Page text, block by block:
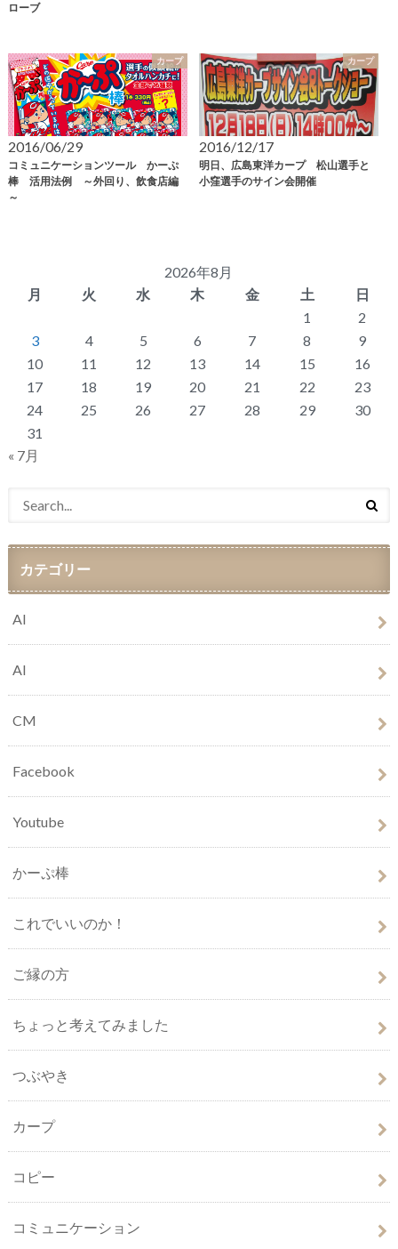
ローブ
カープ
2016/06/29
コミュニケーションツール かーぷ
棒 活用法例 ～外回り、飲食店編
～
カープ
2016/12/17
明日、広島東洋カープ 松山選手と
小窪選手のサイン会開催
2026年8月
月
火 水 木 金 土
日
1
2
3
4 5 6 7 8
9
10
11 12 13 14 15
16
17
18 19 20 21 22
23
24
25 26 27 28 29
30
31
« 7月
カテゴリー
AI
AI
CM
Facebook
Youtube
かーぷ棒
これでいいのか！
ご縁の方
ちょっと考えてみました
つぶやき
カープ
コピー
コミュニケーション